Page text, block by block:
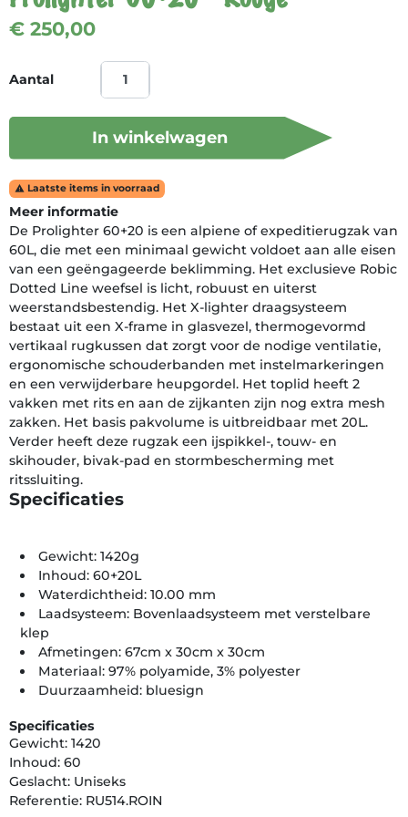
€ 250,00
Aantal
In winkelwagen
 Laatste items in voorraad
Meer informatie
De Prolighter 60+20 is een alpiene of expeditierugzak van
60L, die met een minimaal gewicht voldoet aan alle eisen
van een geëngageerde beklimming. Het exclusieve Robic
Dotted Line weefsel is licht, robuust en uiterst
weerstandsbestendig. Het X-lighter draagsysteem
bestaat uit een X-frame in glasvezel, thermogevormd
vertikaal rugkussen dat zorgt voor de nodige ventilatie,
ergonomische schouderbanden met instelmarkeringen
en een verwijderbare heupgordel. Het toplid heeft 2
vakken met rits en aan de zijkanten zijn nog extra mesh
zakken. Het basis pakvolume is uitbreidbaar met 20L.
Verder heeft deze rugzak een ijspikkel-, touw- en
skihouder, bivak-pad en stormbescherming met
ritssluiting.
Specificaties
Gewicht: 1420g
Inhoud: 60+20L
Waterdichtheid: 10.00 mm
Laadsysteem: Bovenlaadsysteem met verstelbare
klep
Afmetingen: 67cm x 30cm x 30cm
Materiaal: 97% polyamide, 3% polyester
Duurzaamheid: bluesign
Specificaties
Gewicht: 1420
Inhoud: 60
Geslacht: Uniseks
Referentie: RU514.ROIN